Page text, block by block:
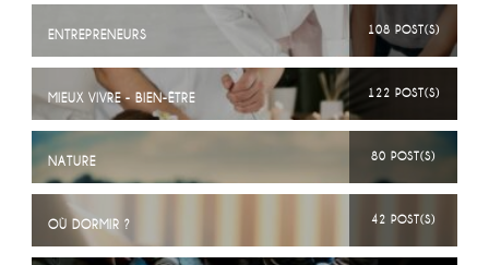
ENTREPRENEURS 108 POST(S)
MIEUX VIVRE - BIEN-ÊTRE 122 POST(S)
NATURE 80 POST(S)
OÙ DORMIR ? 42 POST(S)